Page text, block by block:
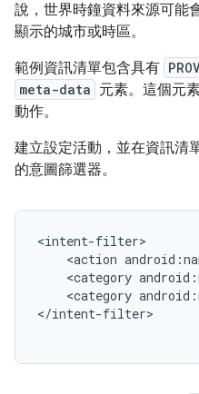
說，世界時鐘資料來源可能
顯示的城市或時區。
範例資訊清單包含具有
meta-data 元素。這個元
動作。
建立設定活動，並在資訊清
的意圖篩選器。
<action
<category
<category
</intent-filter>